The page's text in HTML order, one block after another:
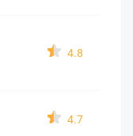
4.8
4.7